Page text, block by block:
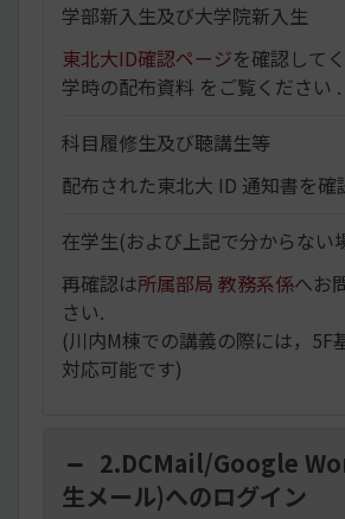
学部新入生及び大学院新入生
東北大ID確認ページを確認して
学時の配布資料 をご覧ください .
科目履修生及び聴講生等
配布された東北大 ID 通知書を確
在学生(および上記で分からない
再確認は所属部局 教務系係へお
さい.
(川内M棟での講義の際には，5F
対応可能です)
2.DCMail/Google
生メール)へのログイン